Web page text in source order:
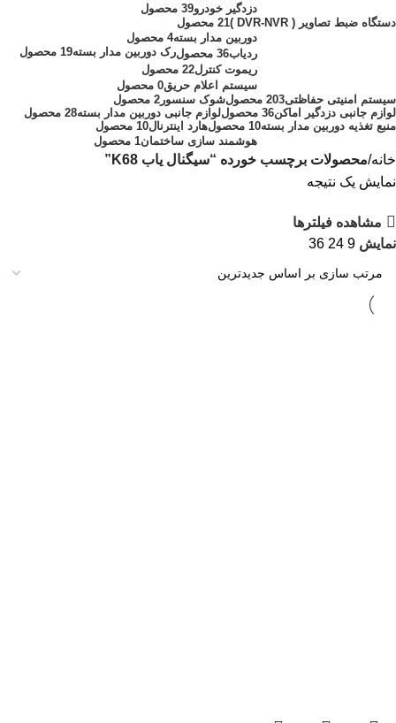
دزدگیر خودرو39 محصول
دستگاه ضبط تصاویر ( DVR-NVR )
21 محصول
دوربین مدار بسته4 محصول
ردیاب36 محصول رک دوربین مدار بسته19 محصول
ریموت کنترل22 محصول
سیستم اعلام حریق0 محصول
سیستم امنیتی حفاظتی203 محصول شوک سنسور 2 محصول
لوازم جانبی دزدگیر اماکن36 محصول لوازم جانبی دوربین مدار بسته28 محصول
منبع تغذیه دوربین مدار بسته10 محصول هارد اینترنال10 محصول
هوشمند سازی ساختمان1 محصول
خانه محصولات برچسب خورده “سیگنال یاب K68”
نمایش یک نتیجه
مشاهده فیلترها
نمایش 9
24
36